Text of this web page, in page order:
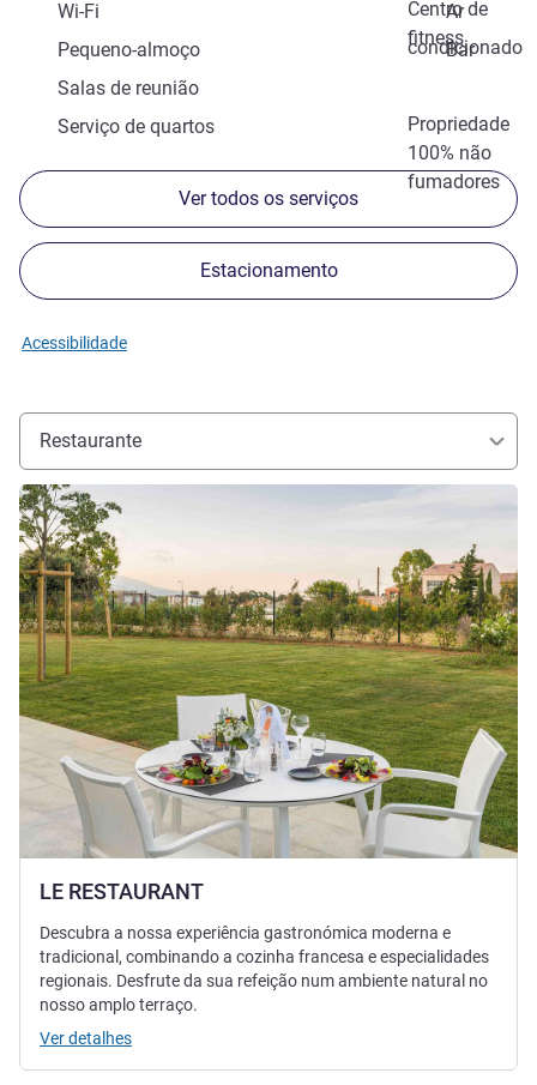
Centro de
fitness
Wi-Fi
Ar
condicionado
Pequeno-almoço
Bar
Salas de reunião
Propriedade
100% não
fumadores
Serviço de quartos
Ver todos os serviços
Estacionamento
Acessibilidade
Restaurante
LE RESTAURANT
Ver detalhes
Descubra a nossa experiência gastronómica moderna e
tradicional, combinando a cozinha francesa e especialidades
regionais. Desfrute da sua refeição num ambiente natural no
nosso amplo terraço.
Ver detalhes